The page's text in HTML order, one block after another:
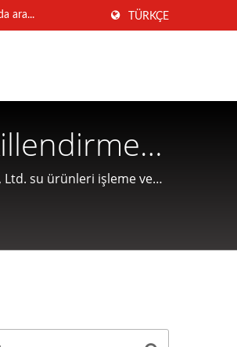
TÜRKÇE
Ltd. su ürünleri işleme ve